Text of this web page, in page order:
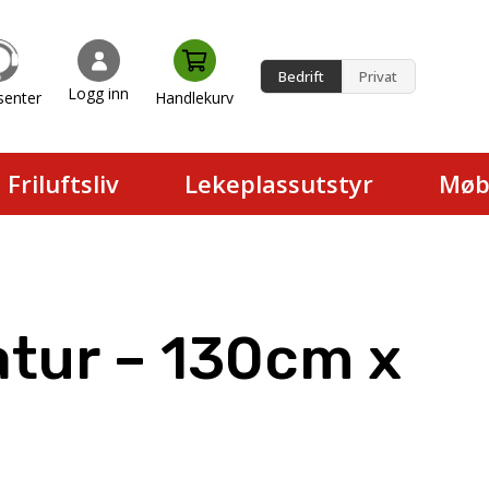
Logg inn Handlekurv
Bedrift Privat
Friluftsliv Lekeplassutstyr
– 130cm x